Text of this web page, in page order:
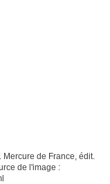
de France, édit.
de l'image :